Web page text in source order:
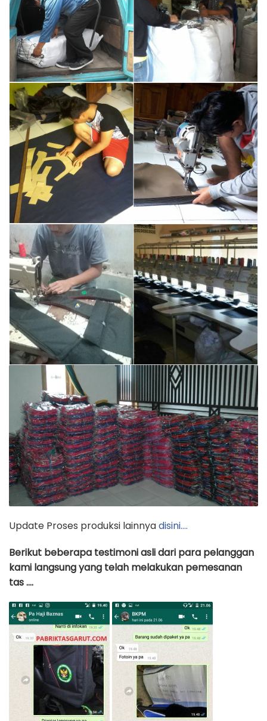
Update Proses produksi lainnyadisini….
Berikut beberapa testimoni asli dari para pelanggan
kami langsung yang telah melakukan pemesanan
tas ….